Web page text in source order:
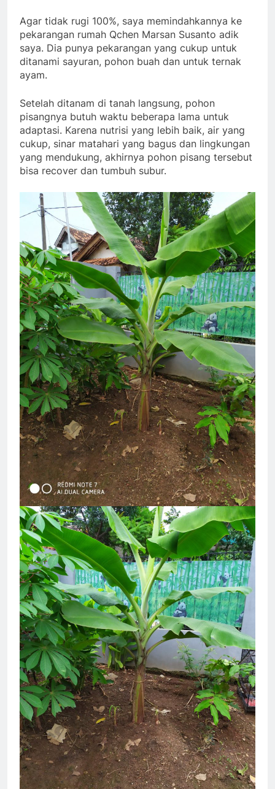
Agar tidak rugi 100%, saya memindahkannya ke
pekarangan rumah Qchen Marsan Susanto adik
saya. Dia punya pekarangan yang cukup untuk
ditanami sayuran, pohon buah dan untuk ternak
ayam.
Setelah ditanam di tanah langsung, pohon
pisangnya butuh waktu beberapa lama untuk
adaptasi. Karena nutrisi yang lebih baik, air yang
cukup, sinar matahari yang bagus dan lingkungan
yang mendukung, akhirnya pohon pisang tersebut
bisa recover dan tumbuh subur.